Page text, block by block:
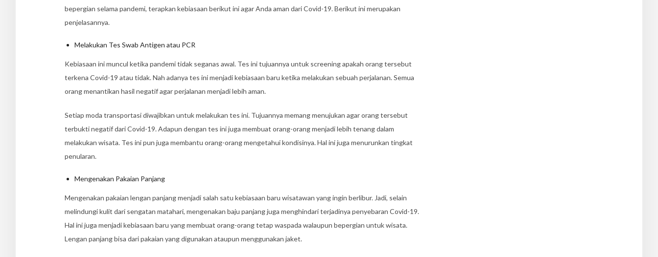
bepergian selama pandemi, terapkan kebiasaan berikut ini agar Anda aman dari Covid-19. Berikut ini merupakan
penjelasannya.
Melakukan Tes Swab Antigen atau PCR
Kebiasaan ini muncul ketika pandemi tidak seganas awal. Tes ini tujuannya untuk screening apakah orang tersebut
terkena Covid-19 atau tidak. Nah adanya tes ini menjadi kebiasaan baru ketika melakukan sebuah perjalanan. Semua
orang menantikan hasil negatif agar perjalanan menjadi lebih aman.
Setiap moda transportasi diwajibkan untuk melakukan tes ini. Tujuannya memang menujukan agar orang tersebut
terbukti negatif dari Covid-19. Adapun dengan tes ini juga membuat orang-orang menjadi lebih tenang dalam
melakukan wisata. Tes ini pun juga membantu orang-orang mengetahui kondisinya. Hal ini juga menurunkan tingkat
penularan.
Mengenakan Pakaian Panjang
Mengenakan pakaian lengan panjang menjadi salah satu kebiasaan baru wisatawan yang ingin berlibur. Jadi, selain
melindungi kulit dari sengatan matahari, mengenakan baju panjang juga menghindari terjadinya penyebaran Covid-19.
Hal ini juga menjadi kebiasaan baru yang membuat orang-orang tetap waspada walaupun bepergian untuk wisata.
Lengan panjang bisa dari pakaian yang digunakan ataupun menggunakan jaket.